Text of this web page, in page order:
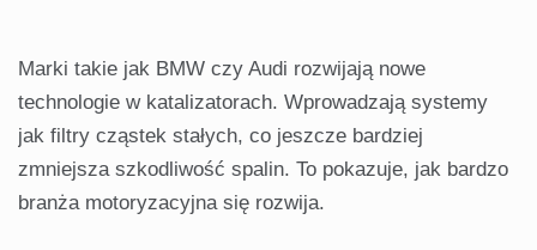
Marki takie jak BMW czy Audi rozwijają nowe
technologie w katalizatorach. Wprowadzają systemy
jak filtry cząstek stałych, co jeszcze bardziej
zmniejsza szkodliwość spalin. To pokazuje, jak bardzo
branża motoryzacyjna się rozwija.